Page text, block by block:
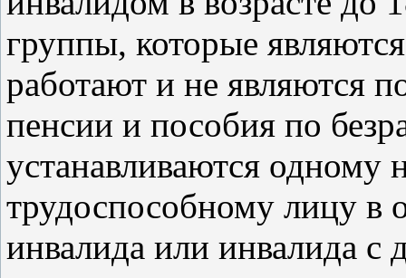
группы, которые
работают и не являются
пенсии и пособия по
устанавливаются одному
трудоспособному лицу в
инвалида или инвалида с